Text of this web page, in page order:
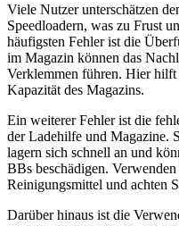
Viele Nutzer unterschätzen
Speedloadern, was zu Frust
häufigsten Fehler ist die
im Magazin können das
Verklemmen führen. Hier
Kapazität des Magazins.
Ein weiterer Fehler ist die
der Ladehilfe und Magazine.
lagern sich schnell an und
BBs beschädigen.
Reinigungsmittel und achten
Darüber hinaus ist die